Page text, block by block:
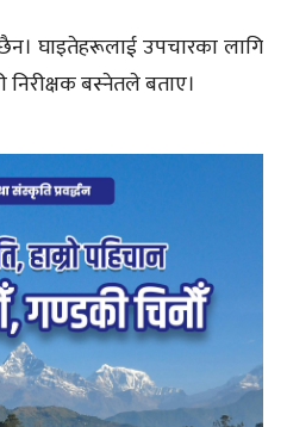
घाइतेहरूलाई उपचारका लागि
बस्नेतले बताए।